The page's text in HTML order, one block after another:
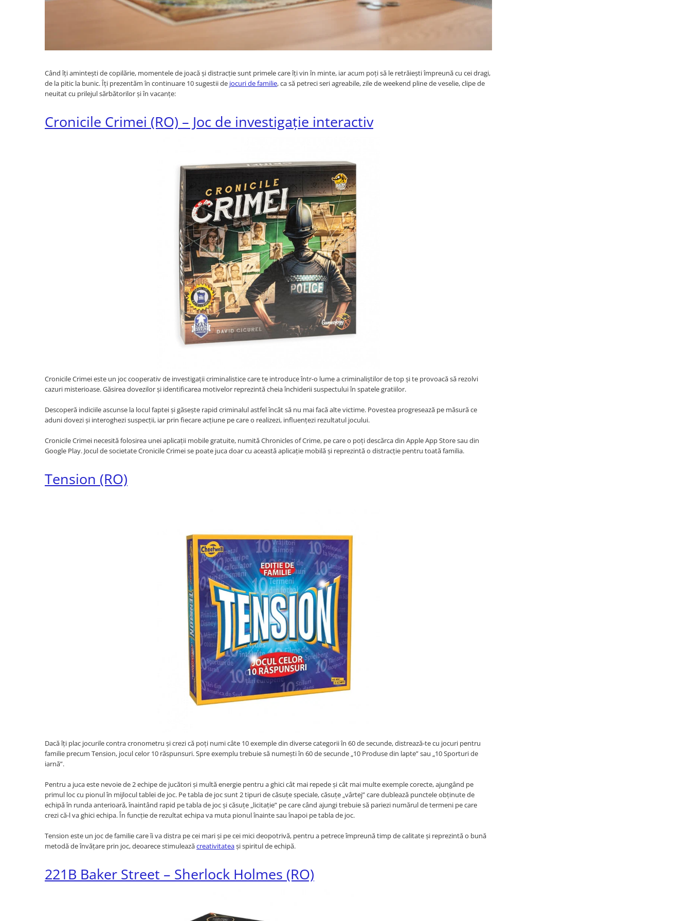
Când îți amintești de copilărie, momentele de joacă și distracție sunt primele care îți vin în minte, iar acum poți să le retrăiești împreună cu cei dragi,
de la pitic la bunic. Îți prezentăm în continuare 10 sugestii de jocuri de familie, ca să petreci seri agreabile, zile de weekend pline de veselie, clipe de
neuitat cu prilejul sărbătorilor și în vacanțe:
Cronicile Crimei (RO) – Joc de investigație interactiv
Cronicile Crimei este un joc cooperativ de investigații criminalistice care te introduce într-o lume a criminaliștilor de top și te provoacă să rezolvi
cazuri misterioase. Găsirea dovezilor și identificarea motivelor reprezintă cheia închiderii suspectului în spatele gratiilor.
Descoperă indiciile ascunse la locul faptei și găsește rapid criminalul astfel încât să nu mai facă alte victime. Povestea progresează pe măsură ce
aduni dovezi și interoghezi suspecții, iar prin fiecare acțiune pe care o realizezi, influențezi rezultatul jocului.
Cronicile Crimei necesită folosirea unei aplicații mobile gratuite, numită Chronicles of Crime, pe care o poți descărca din Apple App Store sau din
Google Play. Jocul de societate Cronicile Crimei se poate juca doar cu această aplicație mobilă și reprezintă o distracție pentru toată familia.
Tension (RO)
Dacă îți plac jocurile contra cronometru și crezi că poți numi câte 10 exemple din diverse categorii în 60 de secunde, distrează-te cu jocuri pentru
familie precum Tension, jocul celor 10 răspunsuri. Spre exemplu trebuie să numești în 60 de secunde „10 Produse din lapte” sau „10 Sporturi de
iarnă”.
Pentru a juca este nevoie de 2 echipe de jucători și multă energie pentru a ghici cât mai repede și cât mai multe exemple corecte, ajungând pe
primul loc cu pionul în mijlocul tablei de joc. Pe tabla de joc sunt 2 tipuri de căsuțe speciale, căsuțe „vârtej” care dublează punctele obținute de
echipă în runda anterioară, înaintând rapid pe tabla de joc și căsuțe „licitație” pe care când ajungi trebuie să pariezi numărul de termeni pe care
crezi că-l va ghici echipa. În funcție de rezultat echipa va muta pionul înainte sau înapoi pe tabla de joc.
Tension este un joc de familie care îi va distra pe cei mari și pe cei mici deopotrivă, pentru a petrece împreună timp de calitate și reprezintă o bună
metodă de învățare prin joc, deoarece stimuleazăcreativitateași spiritul de echipă.
221B Baker Street – Sherlock Holmes (RO)